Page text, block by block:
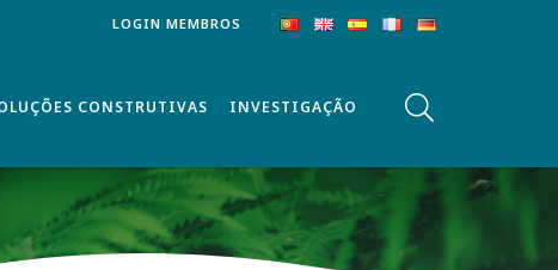
LOGIN MEMBROS
CONSTRUTIVAS INVESTIGAÇÃO